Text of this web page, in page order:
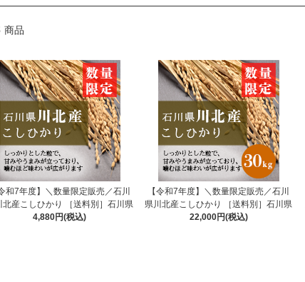
商品
令和7年度】＼数量限定販売／石川
北産こしひかり ［送料別］石川県
4,880円(税込)
【令和7年度】＼数量限定販売／石川
県川北産こしひかり ［送料別］石川県
22,000円(税込)